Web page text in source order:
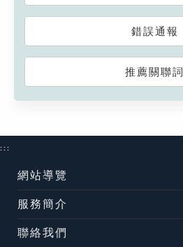
錯誤通報
推薦關聯詞
:::
網站導覽
服務簡介
聯絡我們